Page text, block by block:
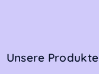
Unsere Produkte